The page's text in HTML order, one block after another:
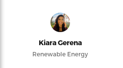
Kiara Gerena
Renewable Energy